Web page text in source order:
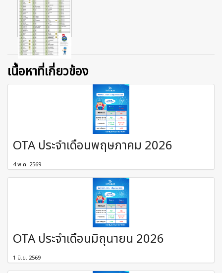
เนื้อหาที่เกี่ยวข้อง
OTA ประจำเดือนพฤษภาคม 2026
4 พ.ค. 2569
OTA ประจำเดือนมิถุนายน 2026
1 มิ.ย. 2569